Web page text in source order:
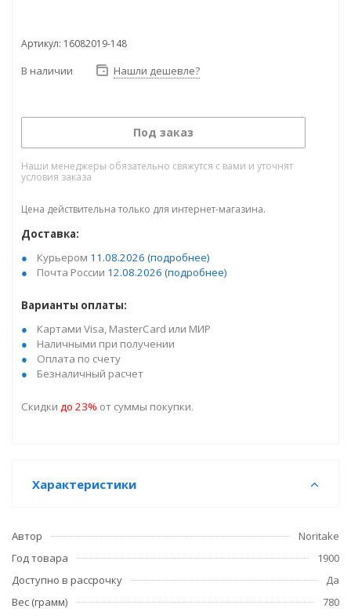
Артикул: 16082019-148
В наличии Нашли дешевле?
Под заказ
Наши менеджеры обязательно свяжутся с вами и уточнят
условия заказа
Цена действительна только для интернет-магазина.
Доставка:
Курьером 11.08.2026 (подробнее)
Почта России 12.08.2026 (подробнее)
Варианты оплаты:
Картами Visa, MasterCard или МИР
Наличными при получении
Оплата по счету
Безналичный расчет
Скидки до 23% от суммы покупки.
Характеристики
Автор
Noritake
Год товара
1900
Доступно в рассрочку
Да
Вес (грамм)
780